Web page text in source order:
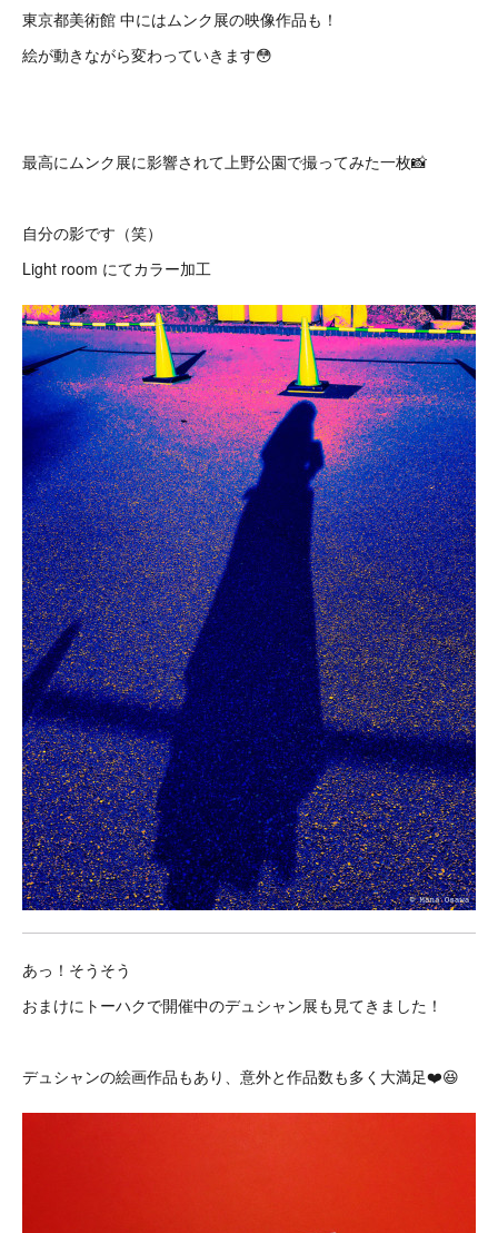
東京都美術館 中にはムンク展の映像作品も！
絵が動きながら変わっていきます😳
最高にムンク展に影響されて上野公園で撮ってみた一枚📸
自分の影です（笑）
Light room にてカラー加工
あっ！そうそう
おまけにトーハクで開催中のデュシャン展も見てきました！
デュシャンの絵画作品もあり、意外と作品数も多く大満足❤️😆